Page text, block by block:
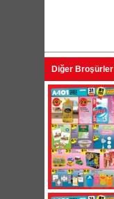
Diğer Broşürler